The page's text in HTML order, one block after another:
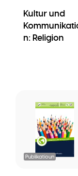
Kultur und
n: Religion
Publikatioun